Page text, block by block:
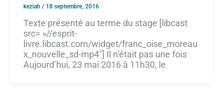
keziah / 18 septembre, 2016
Texte présenté au terme du stage [libcast
src= »//esprit-
livre.libcast.com/widget/franc_oise_moreau
x_nouvelle_sd-mp4″] Il n’était pas une fois
Aujourd’hui, 23 mai 2016 à 11h30, le